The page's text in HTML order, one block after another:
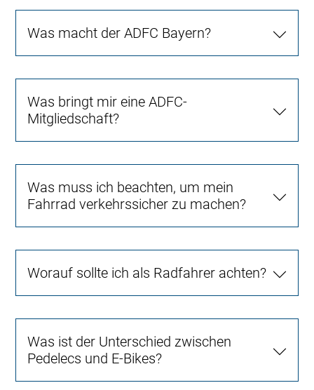
Was macht der ADFC Bayern?
Was bringt mir eine ADFC-
Mitgliedschaft?
Was muss ich beachten, um mein
Fahrrad verkehrssicher zu machen?
Worauf sollte ich als Radfahrer achten?
Was ist der Unterschied zwischen
Pedelecs und E-Bikes?